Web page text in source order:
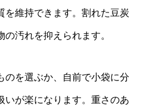
を維持できます。割れた豆炭
汚れを抑えられます。
のを選ぶか、自前で小袋に分
いが楽になります。重さのあ